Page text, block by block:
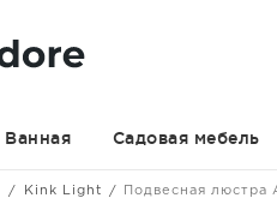
Ванная Садовая мебель
Kink Light Подвесная люстра